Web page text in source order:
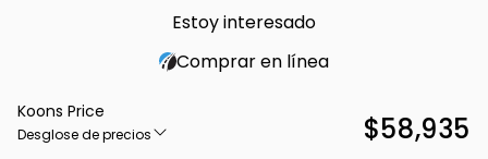
Estoy interesado
Comprar en línea
Koons Price
Desglose de precios $58,935